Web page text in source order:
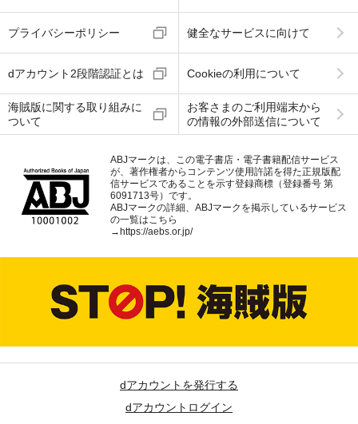
プライバシーポリシー 健全なサービスに向けて
dアカウント2段階認証とは Cookieの利用について
海賊版に関する取り組みに
ついて
お客さまのご利用端末から
の情報の外部送信について
ABJマークは、この電子書店・電子書籍配信サービス
が、著作権者からコンテンツ使用許諾を得た正規版配
信サービスであることを示す登録商標（登録番号 第
6091713号）です。
ABJマークの詳細、ABJマークを掲示しているサービス
の一覧はこちら
→ https://aebs.or.jp/
dアカウントを発行する
dアカウントログイン